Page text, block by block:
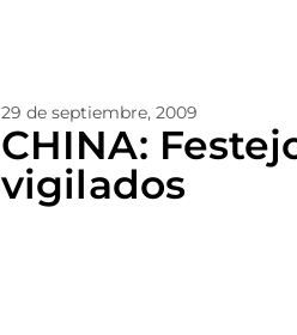
29 de septiembre, 2009
CHINA:
vigilados